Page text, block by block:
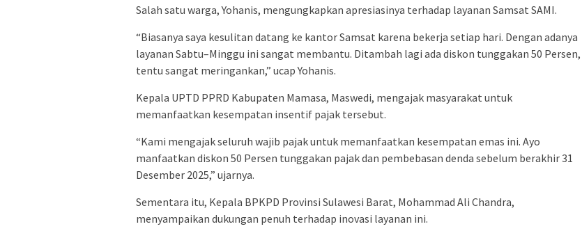
Salah satu warga, Yohanis, mengungkapkan apresiasinya terhadap layanan Samsat SAMI.
“Biasanya saya kesulitan datang ke kantor Samsat karena bekerja setiap hari. Dengan adanya
layanan Sabtu–Minggu ini sangat membantu. Ditambah lagi ada diskon tunggakan 50 Persen,
tentu sangat meringankan,” ucap Yohanis.
Kepala UPTD PPRD Kabupaten Mamasa, Maswedi, mengajak masyarakat untuk
memanfaatkan kesempatan insentif pajak tersebut.
“Kami mengajak seluruh wajib pajak untuk memanfaatkan kesempatan emas ini. Ayo
manfaatkan diskon 50 Persen tunggakan pajak dan pembebasan denda sebelum berakhir 31
Desember 2025,” ujarnya.
Sementara itu, Kepala BPKPD Provinsi Sulawesi Barat, Mohammad Ali Chandra,
menyampaikan dukungan penuh terhadap inovasi layanan ini.